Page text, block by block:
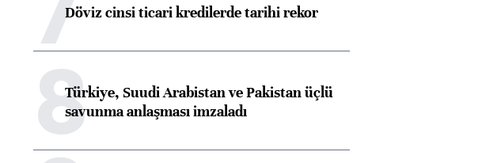
Döviz cinsi ticari kredilerde tarihi rekor
8Türkiye, Suudi Arabistan ve Pakistan üçlü
savunma anlaşması imzaladı